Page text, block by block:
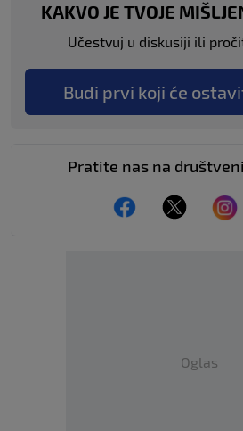
KAKVO JE TVOJE
Učestvuj u diskusiji ili
Budi prvi koji će
Pratite nas na
Oglas